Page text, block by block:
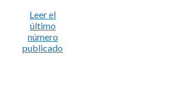
Leer el
último
número
publicado